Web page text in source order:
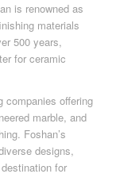
is renowned as
materials
500 years,
for ceramic
companies offering
marble, and
Foshan’s
designs,
for